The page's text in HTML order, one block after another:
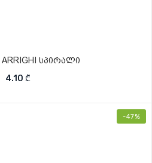
სპირალი
4.10 ₾
-47%